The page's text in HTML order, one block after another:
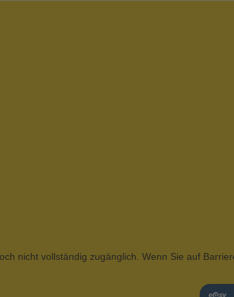
nicht vollständig zugänglich. Wenn Sie auf